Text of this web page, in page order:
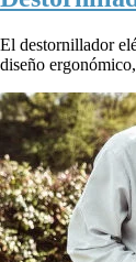
El destornillador
diseño